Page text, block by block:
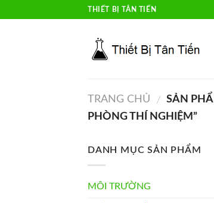
to
THIẾT BỊ TÂN TIẾN
TRANG CHỦ / SẢN
PHÒNG THÍ NGHIỆM”
DANH MỤC SẢN PHẨM
MÔI TRƯỜNG